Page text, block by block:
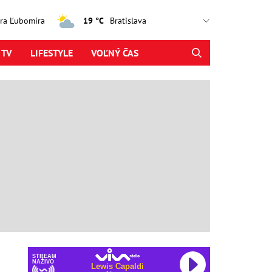
Ľubomíra 19 °C
LIFESTYLE VOĽNÝ ČAS
STREAM
NAŽIVO
Lewis Capaldi